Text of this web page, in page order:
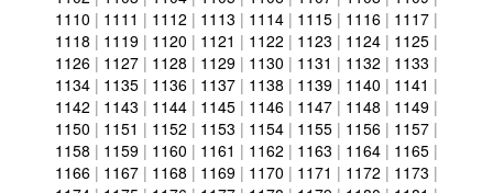
1110 | 1111 | 1112 | 1113 | 1114 | 1115 | 1116 | 1117 |
1118 | 1119 | 1120 | 1121 | 1122 | 1123 | 1124 | 1125 |
1126 | 1127 | 1128 | 1129 | 1130 | 1131 | 1132 | 1133 |
1134 | 1135 | 1136 | 1137 | 1138 | 1139 | 1140 | 1141 |
1142 | 1143 | 1144 | 1145 | 1146 | 1147 | 1148 | 1149 |
1150 | 1151 | 1152 | 1153 | 1154 | 1155 | 1156 | 1157 |
1158 | 1159 | 1160 | 1161 | 1162 | 1163 | 1164 | 1165 |
1166 | 1167 | 1168 | 1169 | 1170 | 1171 | 1172 | 1173 |